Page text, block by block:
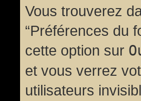
Vous trouverez
“Préférences du
cette option sur
et vous verrez
utilisateurs